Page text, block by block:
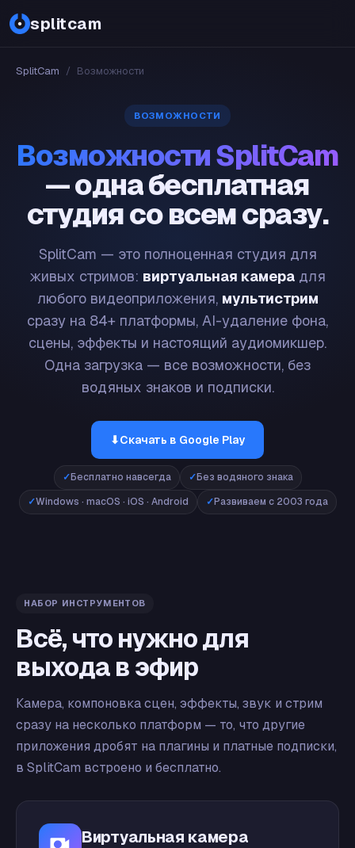
splitcam
SplitCam / Возможности
ВОЗМОЖНОСТИ
Возможности SplitCam
— одна бесплатная
студия со всем сразу.
SplitCam — это полноценная студия для
живых стримов: виртуальная камера для
любого видеоприложения, мультистрим
сразу на 84+ платформы, AI-удаление фона,
сцены, эффекты и настоящий аудиомикшер.
Одна загрузка — все возможности, без
водяных знаков и подписки.
⬇Скачать в Google Play
Бесплатно навсегда
Без водяного знака
Windows · macOS · iOS · Android
Развиваем с 2003 года
НАБОР ИНСТРУМЕНТОВ
Всё, что нужно для
выхода в эфир
Камера, компоновка сцен, эффекты, звук и стрим
сразу на несколько платформ — то, что другие
приложения дробят на плагины и платные подписки,
в SplitCam встроено и бесплатно.
Виртуальная камера